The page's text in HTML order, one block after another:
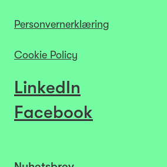
Personvernerklæring
Cookie Policy
LinkedIn
Facebook